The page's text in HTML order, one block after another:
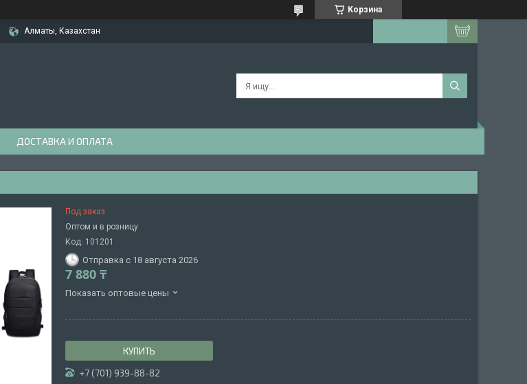
Корзина
Алматы, Казахстан
ДОСТАВКА И ОПЛАТА
Под заказ
Оптом и в розницу
Код: 101201
Отправка с 18 августа 2026
7 880 ₸
Показать оптовые цены
КУПИТЬ
+7 (701) 939-88-82